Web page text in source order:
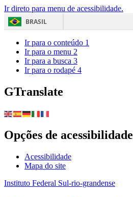
Ir direto para menu de acessibilidade.
BRASIL
Ir para o conteúdo 1
Ir para o menu 2
Ir para a busca 3
Ir para o rodapé 4
GTranslate
Opções de acessibilidade
Acessibilidade
Mapa do site
Instituto Federal Sul-rio-grandense